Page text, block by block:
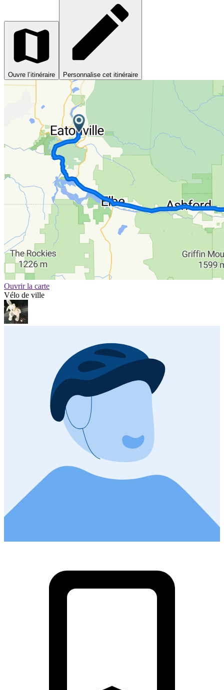
Ouvre l’itinéraire Personnalise cet itinéraire
Ouvrir la carte
Vélo de ville